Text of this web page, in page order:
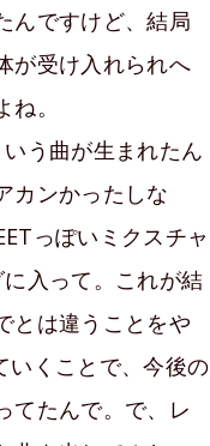
んですけど、結局
が受け入れられへ
。
う曲が生まれたん
カンかったしな
っぽいミクスチャ
入って。これが結
とは違うことをや
いくことで、今後の
てたんで。で、レ